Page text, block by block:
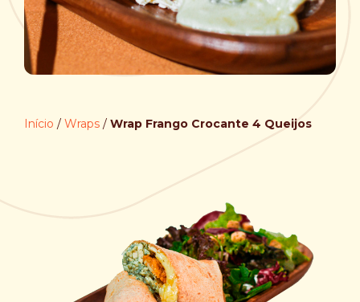
Início / Wraps / Wrap Frango Crocante 4 Queijos